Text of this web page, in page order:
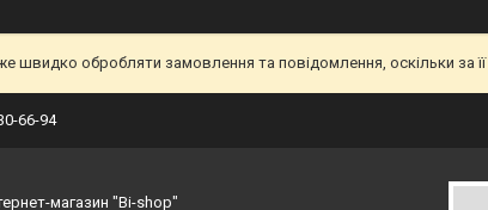
швидко обробляти замовлення та повідомлення, оскільки за
66-94
магазин "Bi-shop"